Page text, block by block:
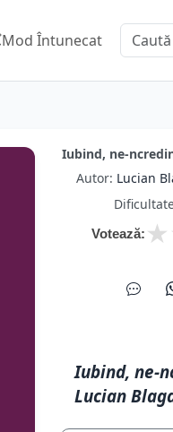
Mod Întunecat
Iubind, ne-
Autor: Lucian
Votează: ★
Iubind, ne-
Lucian